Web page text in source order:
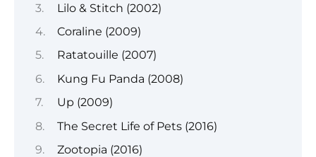
Lilo & Stitch (2002)
Coraline (2009)
Ratatouille (2007)
Kung Fu Panda (2008)
Up (2009)
The Secret Life of Pets (2016)
Zootopia (2016)